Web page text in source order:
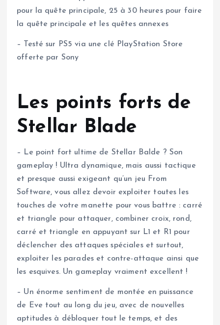
pour la quête principale, 25 à 30 heures pour faire
la quête principale et les quêtes annexes
– Testé sur PS5 via une clé PlayStation Store
offerte par Sony
Les points forts de
Stellar Blade
– Le point fort ultime de Stellar Balde ? Son
gameplay ! Ultra dynamique, mais aussi tactique
et presque aussi exigeant qu’un jeu From
Software, vous allez devoir exploiter toutes les
touches de votre manette pour vous battre : carré
et triangle pour attaquer, combiner croix, rond,
carré et triangle en appuyant sur L1 et R1 pour
déclencher des attaques spéciales et surtout,
exploiter les parades et contre-attaque ainsi que
les esquives. Un gameplay vraiment excellent !
– Un énorme sentiment de montée en puissance
de Eve tout au long du jeu, avec de nouvelles
aptitudes à débloquer tout le temps, et des